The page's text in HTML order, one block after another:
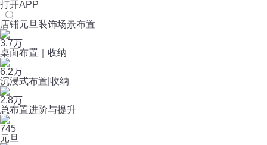
打开APP
店铺元旦装饰场景布置
3.7万
桌面布置｜收纳
6.2万
沉浸式布置|收纳
2.8万
总布置进阶与提升
745
元旦